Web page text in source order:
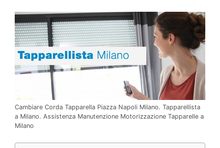
Cambiare Corda Tapparella Piazza Napoli Milano. Tapparellista
a Milano. Assistenza Manutenzione Motorizzazione Tapparelle a
Milano